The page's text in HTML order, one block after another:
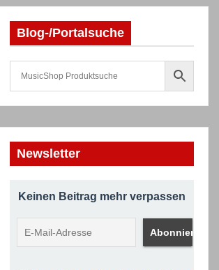
Blog-/Portalsuche
Newsletter
Keinen Beitrag mehr verpassen